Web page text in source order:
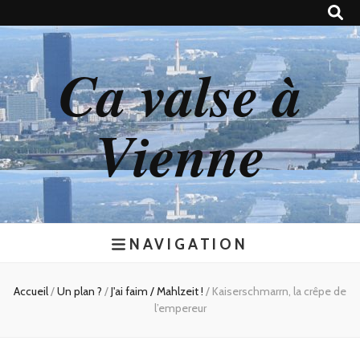
Ca valse à
Vienne
NAVIGATION
Accueil/Un plan ? /J'ai faim / Mahlzeit ! / Kaiserschmarrn, la crêpe de
l’empereur